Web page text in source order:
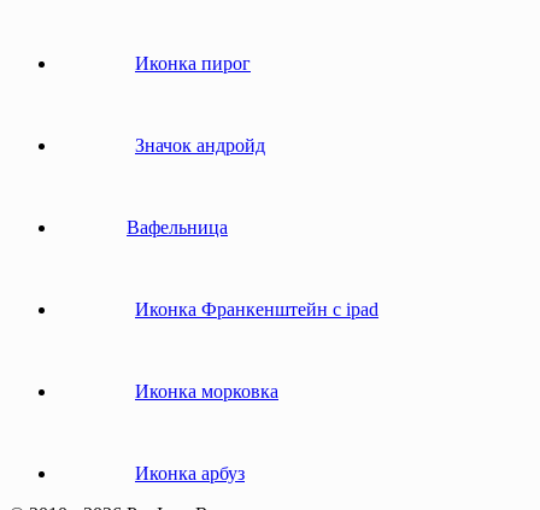
Иконка пирог
Значок андройд
Вафельница
Иконка Франкенштейн с ipad
Иконка морковка
Иконка арбуз